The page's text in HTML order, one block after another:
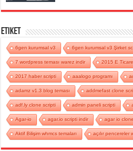
Etiket
6gen kurumsal v3 6gen kurumsal v3 Şirket
7 wordpress teması warez indir 2015 E
2017 haber scripti aaalogo programı
adamz v1.3 blog teması addmefast clone
adf.ly clone scripti admin paneli scripti
Agar-io agar.io scripti indir agar io
Aktif Bilişim whmcs temaları açılır pencereler